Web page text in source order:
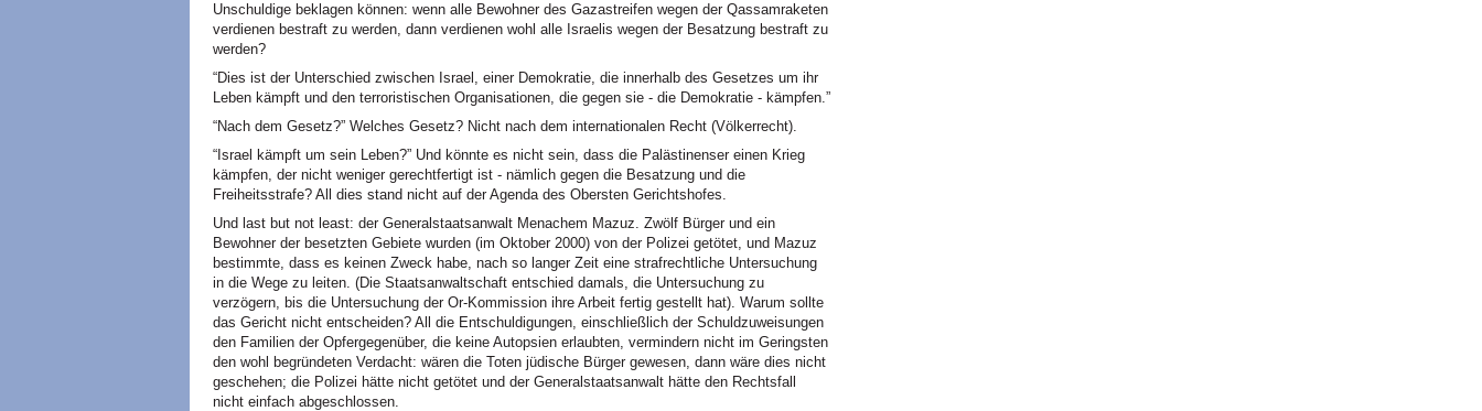
Unschuldige beklagen können: wenn alle Bewohner des Gazastreifen wegen der Qassamraketen
verdienen bestraft zu werden, dann verdienen wohl alle Israelis wegen der Besatzung bestraft zu
werden?
“Dies ist der Unterschied zwischen Israel, einer Demokratie, die innerhalb des Gesetzes um ihr
Leben kämpft und den terroristischen Organisationen, die gegen sie - die Demokratie - kämpfen.”
“Nach dem Gesetz?” Welches Gesetz? Nicht nach dem internationalen Recht (Völkerrecht).
“Israel kämpft um sein Leben?” Und könnte es nicht sein, dass die Palästinenser einen Krieg
kämpfen, der nicht weniger gerechtfertigt ist - nämlich gegen die Besatzung und die
Freiheitsstrafe? All dies stand nicht auf der Agenda des Obersten Gerichtshofes.
Und last but not least: der Generalstaatsanwalt Menachem Mazuz. Zwölf Bürger und ein
Bewohner der besetzten Gebiete wurden (im Oktober 2000) von der Polizei getötet, und Mazuz
bestimmte, dass es keinen Zweck habe, nach so langer Zeit eine strafrechtliche Untersuchung
in die Wege zu leiten. (Die Staatsanwaltschaft entschied damals, die Untersuchung zu
verzögern, bis die Untersuchung der Or-Kommission ihre Arbeit fertig gestellt hat). Warum sollte
das Gericht nicht entscheiden? All die Entschuldigungen, einschließlich der Schuldzuweisungen
den Familien der Opfergegenüber, die keine Autopsien erlaubten, vermindern nicht im Geringsten
den wohl begründeten Verdacht: wären die Toten jüdische Bürger gewesen, dann wäre dies nicht
geschehen; die Polizei hätte nicht getötet und der Generalstaatsanwalt hätte den Rechtsfall
nicht einfach abgeschlossen.